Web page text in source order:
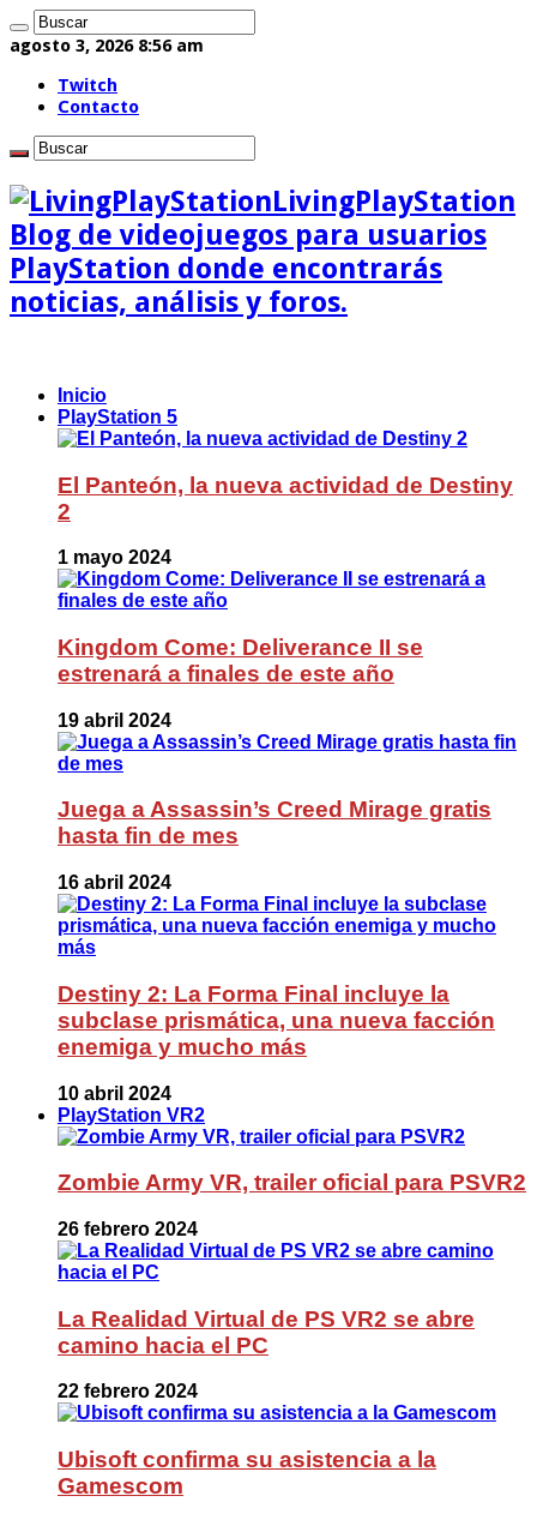
agosto 3, 2026 8:56 am
Twitch
Contacto
LivingPlayStation
Blog de videojuegos para usuarios
PlayStation donde encontrarás
noticias, análisis y foros.
Inicio
PlayStation 5
El Panteón, la nueva actividad de Destiny
2
1 mayo 2024
Kingdom Come: Deliverance II se
estrenará a finales de este año
19 abril 2024
Juega a Assassin’s Creed Mirage gratis
hasta fin de mes
16 abril 2024
Destiny 2: La Forma Final incluye la
subclase prismática, una nueva facción
enemiga y mucho más
10 abril 2024
PlayStation VR2
Zombie Army VR, trailer oficial para PSVR2
26 febrero 2024
La Realidad Virtual de PS VR2 se abre
camino hacia el PC
22 febrero 2024
Ubisoft confirma su asistencia a la
Gamescom